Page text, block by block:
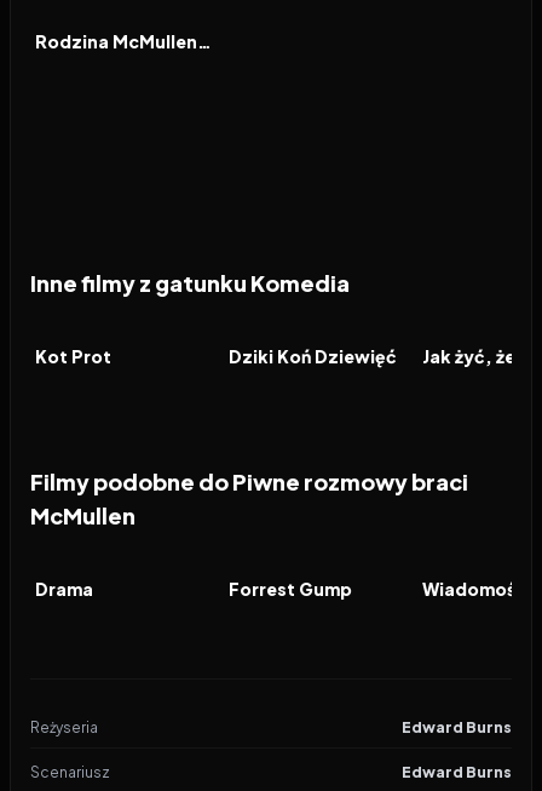
FILM Rodzina McMullenów
Inne filmy z gatunku Komedia
FILM
Kot Prot FILM
Dziki Koń Dziewięć FILM
Filmy podobne do Piwne rozmowy braci
McMullen
FILM
Drama FILM
Forrest Gump FILM
Reżyseria Edward Burns
Scenariusz Edward Burns